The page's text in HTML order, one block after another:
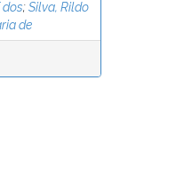
;Silva, Rildo
de